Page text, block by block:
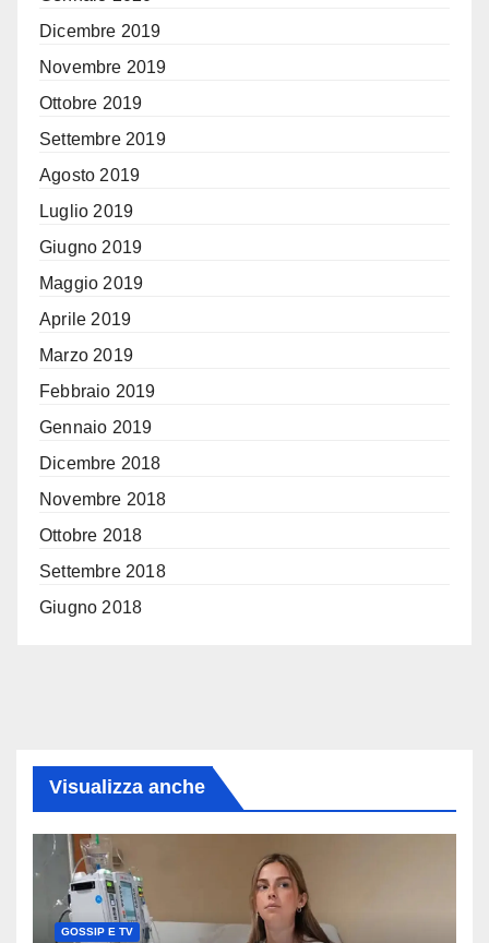
Dicembre 2019
Novembre 2019
Ottobre 2019
Settembre 2019
Agosto 2019
Luglio 2019
Giugno 2019
Maggio 2019
Aprile 2019
Marzo 2019
Febbraio 2019
Gennaio 2019
Dicembre 2018
Novembre 2018
Ottobre 2018
Settembre 2018
Giugno 2018
Visualizza anche
GOSSIP E TV